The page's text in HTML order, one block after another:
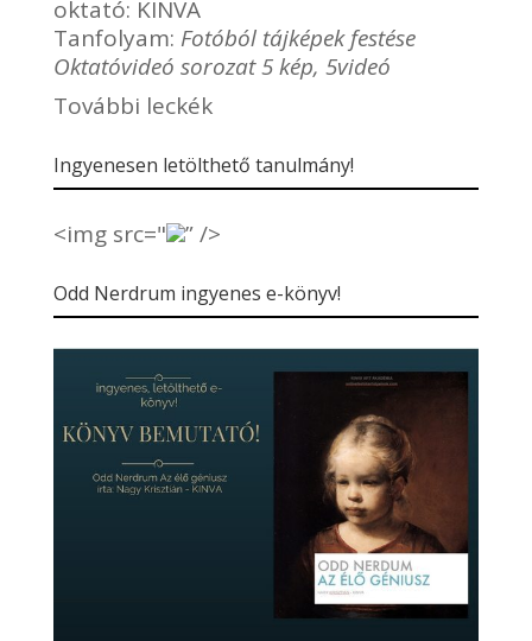
oktató: KINVA
Tanfolyam: Fotóból tájképek festése
Oktatóvideó sorozat 5 kép, 5videó
További leckék
Ingyenesen letölthető tanulmány!
<img src=" ” />
Odd Nerdrum ingyenes e-könyv!